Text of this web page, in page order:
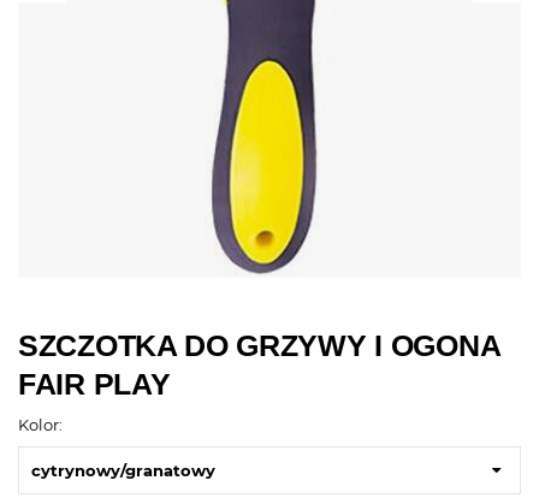
SZCZOTKA DO GRZYWY I OGONA
FAIR PLAY
Kolor:
cytrynowy/granatowy